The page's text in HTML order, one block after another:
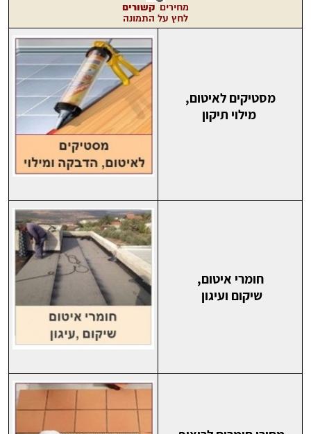
מחירים קשורים
לחץ על התמונה
מסטיקים לאיטום,
מילוי תיקון
חומרי איטום,
שיקום ועיגון